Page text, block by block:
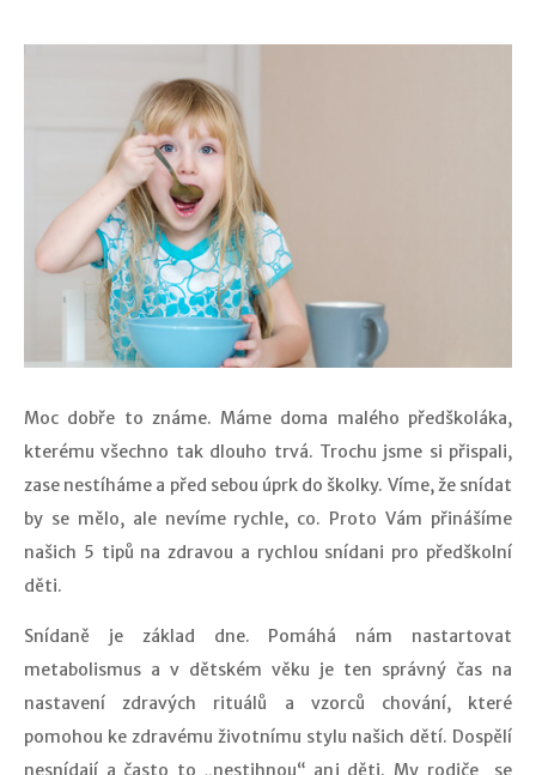
Moc dobře to známe. Máme doma malého předškoláka,
kterému všechno tak dlouho trvá. Trochu jsme si přispali,
zase nestíháme a před sebou úprk do školky. Víme, že snídat
by se mělo, ale nevíme rychle, co. Proto Vám přinášíme
našich 5 tipů na zdravou a rychlou snídani pro předškolní
děti.
Snídaně je základ dne. Pomáhá nám nastartovat
metabolismus a v dětském věku je ten správný čas na
nastavení zdravých rituálů a vzorců chování, které
pomohou ke zdravému životnímu stylu našich dětí. Dospělí
nesnídají a často to „nestihnou“ ani děti. My rodiče se